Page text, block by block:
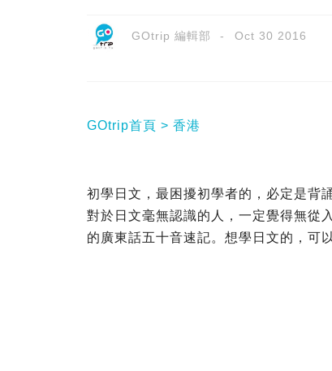
GOtrip 編輯部 Oct 30 2016
GOtrip首頁 香港
初學日文，最困擾初學者的，必定是背
對於日文毫無認識的人，一定覺得無從
的廣東話五十音速記。想學日文的，可